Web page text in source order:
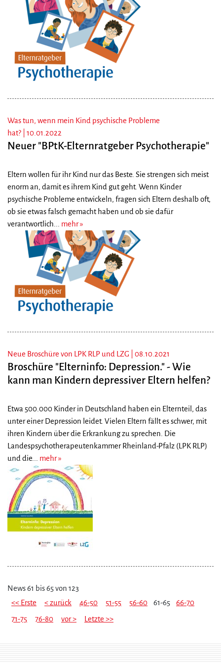
Was tun, wenn mein Kind psychische Probleme
hat? | 10.01.2022
Neuer "BPtK-Elternratgeber Psychotherapie"
Eltern wollen für ihr Kind nur das Beste. Sie strengen sich meist
enorm an, damit es ihrem Kind gut geht. Wenn Kinder
psychische Probleme entwickeln, fragen sich Eltern deshalb oft,
ob sie etwas falsch gemacht haben und ob sie dafür
verantwortlich... mehr
Neue Broschüre von LPK RLP und LZG | 08.10.2021
Broschüre "Elterninfo: Depression." - Wie
kann man Kindern depressiver Eltern helfen?
Etwa 500.000 Kinder in Deutschland haben ein Elternteil, das
unter einer Depression leidet. Vielen Eltern fällt es schwer, mit
ihren Kindern über die Erkrankung zu sprechen. Die
Landespsychotherapeutenkammer Rheinland-Pfalz (LPK RLP)
und die... mehr
News 61 bis 65 von 123
<< Erste
< zurück 46-50 51-55 56-60 61-65 66-70
71-75 76-80 vor > Letzte >>